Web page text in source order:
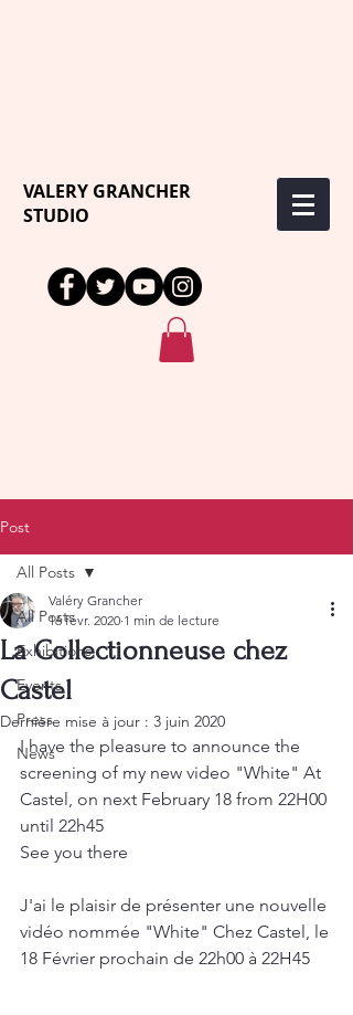
VALERY GRANCHER
STUDIO
Post
All Posts
Exhibitions
Events
Press
News
All Posts
La Collectionneuse chez
Castel
Valéry Grancher
16 févr. 2020 1 min de lecture
Dernière mise à jour : 3 juin 2020
I have the pleasure to announce the
screening of my new video "White" At
Castel, on next February 18 from 22H00
until 22h45
See you there
J'ai le plaisir de présenter une nouvelle
vidéo nommée "White" Chez Castel, le
18 Février prochain de 22h00 à 22H45